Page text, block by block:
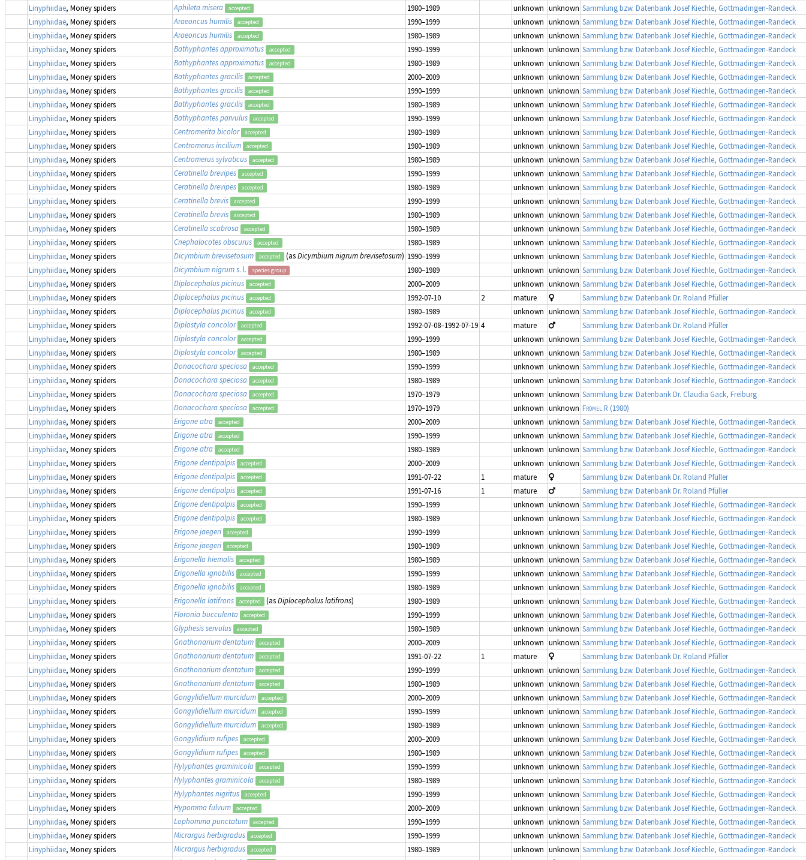
Linyphiidae, Money spiders Aphileta misera accepted 1980–1989 unknown unknown Sammlung bzw. Datenbank Josef Kiechle, Gottmadingen-Randeck
Linyphiidae, Money spiders Araeoncus humilis accepted 1990–1999 unknown unknown Sammlung bzw. Datenbank Josef Kiechle, Gottmadingen-Randeck
Linyphiidae, Money spiders Araeoncus humilis accepted 1980–1989 unknown unknown Sammlung bzw. Datenbank Josef Kiechle, Gottmadingen-Randeck
Linyphiidae, Money spiders Bathyphantes approximatus accepted 1990–1999 unknown unknown Sammlung bzw. Datenbank Josef Kiechle, Gottmadingen-Randeck
Linyphiidae, Money spiders Bathyphantes approximatus accepted 1980–1989 unknown unknown Sammlung bzw. Datenbank Josef Kiechle, Gottmadingen-Randeck
Linyphiidae, Money spiders Bathyphantes gracilis accepted 2000–2009 unknown unknown Sammlung bzw. Datenbank Josef Kiechle, Gottmadingen-Randeck
Linyphiidae, Money spiders Bathyphantes gracilis accepted 1990–1999 unknown unknown Sammlung bzw. Datenbank Josef Kiechle, Gottmadingen-Randeck
Linyphiidae, Money spiders Bathyphantes gracilis accepted 1980–1989 unknown unknown Sammlung bzw. Datenbank Josef Kiechle, Gottmadingen-Randeck
Linyphiidae, Money spiders Bathyphantes parvulus accepted 1990–1999 unknown unknown Sammlung bzw. Datenbank Josef Kiechle, Gottmadingen-Randeck
Linyphiidae, Money spiders Centromerita bicolor accepted 1980–1989 unknown unknown Sammlung bzw. Datenbank Josef Kiechle, Gottmadingen-Randeck
Linyphiidae, Money spiders Centromerus incilium accepted 1980–1989 unknown unknown Sammlung bzw. Datenbank Josef Kiechle, Gottmadingen-Randeck
Linyphiidae, Money spiders Centromerus sylvaticus accepted 1980–1989 unknown unknown Sammlung bzw. Datenbank Josef Kiechle, Gottmadingen-Randeck
Linyphiidae, Money spiders Ceratinella brevipes accepted 1990–1999 unknown unknown Sammlung bzw. Datenbank Josef Kiechle, Gottmadingen-Randeck
Linyphiidae, Money spiders Ceratinella brevipes accepted 1980–1989 unknown unknown Sammlung bzw. Datenbank Josef Kiechle, Gottmadingen-Randeck
Linyphiidae, Money spiders Ceratinella brevis accepted 1990–1999 unknown unknown Sammlung bzw. Datenbank Josef Kiechle, Gottmadingen-Randeck
Linyphiidae, Money spiders Ceratinella brevis accepted 1980–1989 unknown unknown Sammlung bzw. Datenbank Josef Kiechle, Gottmadingen-Randeck
Linyphiidae, Money spiders Ceratinella scabrosa accepted 1980–1989 unknown unknown Sammlung bzw. Datenbank Josef Kiechle, Gottmadingen-Randeck
Linyphiidae, Money spiders Cnephalocotes obscurus accepted 1980–1989 unknown unknown Sammlung bzw. Datenbank Josef Kiechle, Gottmadingen-Randeck
Linyphiidae, Money spiders Dicymbium brevisetosum accepted (asDicymbium nigrum brevisetosum) 1990–1999 unknown unknown Sammlung bzw. Datenbank Josef Kiechle, Gottmadingen-Randeck
Linyphiidae, Money spiders Dicymbium nigrums. l. species group 1980–1989 unknown unknown Sammlung bzw. Datenbank Josef Kiechle, Gottmadingen-Randeck
Linyphiidae, Money spiders Diplocephalus picinus accepted 2000–2009 unknown unknown Sammlung bzw. Datenbank Josef Kiechle, Gottmadingen-Randeck
Linyphiidae, Money spiders Diplocephalus picinus accepted 1992-07-10 2 mature
Sammlung bzw. Datenbank Dr. Roland Pfüller
Linyphiidae, Money spiders Diplocephalus picinus accepted 1980–1989 unknown unknown Sammlung bzw. Datenbank Josef Kiechle, Gottmadingen-Randeck
Linyphiidae, Money spiders Diplostyla concolor accepted 1992-07-08–1992-07-19 4 mature
Sammlung bzw. Datenbank Dr. Roland Pfüller
Linyphiidae, Money spiders Diplostyla concolor accepted 1990–1999 unknown unknown Sammlung bzw. Datenbank Josef Kiechle, Gottmadingen-Randeck
Linyphiidae, Money spiders Diplostyla concolor accepted 1980–1989 unknown unknown Sammlung bzw. Datenbank Josef Kiechle, Gottmadingen-Randeck
Linyphiidae, Money spiders Donacochara speciosa accepted 1990–1999 unknown unknown Sammlung bzw. Datenbank Josef Kiechle, Gottmadingen-Randeck
Linyphiidae, Money spiders Donacochara speciosa accepted 1980–1989 unknown unknown Sammlung bzw. Datenbank Josef Kiechle, Gottmadingen-Randeck
Linyphiidae, Money spiders Donacochara speciosa accepted 1970–1979 unknown unknown Sammlung bzw. Datenbank Dr. Claudia Gack, Freiburg
Linyphiidae, Money spiders Donacochara speciosa accepted 1970–1979 unknown unknown Frömel R (1980)
Linyphiidae, Money spiders Erigone atra accepted 2000–2009 unknown unknown Sammlung bzw. Datenbank Josef Kiechle, Gottmadingen-Randeck
Linyphiidae, Money spiders Erigone atra accepted 1990–1999 unknown unknown Sammlung bzw. Datenbank Josef Kiechle, Gottmadingen-Randeck
Linyphiidae, Money spiders Erigone atra accepted 1980–1989 unknown unknown Sammlung bzw. Datenbank Josef Kiechle, Gottmadingen-Randeck
Linyphiidae, Money spiders Erigone dentipalpis accepted 2000–2009 unknown unknown Sammlung bzw. Datenbank Josef Kiechle, Gottmadingen-Randeck
Linyphiidae, Money spiders Erigone dentipalpis accepted 1991-07-22 1 mature
Sammlung bzw. Datenbank Dr. Roland Pfüller
Linyphiidae, Money spiders Erigone dentipalpis accepted 1991-07-16 1 mature
Sammlung bzw. Datenbank Dr. Roland Pfüller
Linyphiidae, Money spiders Erigone dentipalpis accepted 1990–1999 unknown unknown Sammlung bzw. Datenbank Josef Kiechle, Gottmadingen-Randeck
Linyphiidae, Money spiders Erigone dentipalpis accepted 1980–1989 unknown unknown Sammlung bzw. Datenbank Josef Kiechle, Gottmadingen-Randeck
Linyphiidae, Money spiders Erigone jaegeri accepted 1990–1999 unknown unknown Sammlung bzw. Datenbank Josef Kiechle, Gottmadingen-Randeck
Linyphiidae, Money spiders Erigone jaegeri accepted 1980–1989 unknown unknown Sammlung bzw. Datenbank Josef Kiechle, Gottmadingen-Randeck
Linyphiidae, Money spiders Erigonella hiemalis accepted 1980–1989 unknown unknown Sammlung bzw. Datenbank Josef Kiechle, Gottmadingen-Randeck
Linyphiidae, Money spiders Erigonella ignobilis accepted 1990–1999 unknown unknown Sammlung bzw. Datenbank Josef Kiechle, Gottmadingen-Randeck
Linyphiidae, Money spiders Erigonella ignobilis accepted 1980–1989 unknown unknown Sammlung bzw. Datenbank Josef Kiechle, Gottmadingen-Randeck
Linyphiidae, Money spiders Erigonella latifrons accepted (asDiplocephalus latifrons) 1980–1989 unknown unknown Sammlung bzw. Datenbank Josef Kiechle, Gottmadingen-Randeck
Linyphiidae, Money spiders Floronia bucculenta accepted 1990–1999 unknown unknown Sammlung bzw. Datenbank Josef Kiechle, Gottmadingen-Randeck
Linyphiidae, Money spiders Glyphesis servulus accepted 1980–1989 unknown unknown Sammlung bzw. Datenbank Josef Kiechle, Gottmadingen-Randeck
Linyphiidae, Money spiders Gnathonarium dentatum accepted 2000–2009 unknown unknown Sammlung bzw. Datenbank Josef Kiechle, Gottmadingen-Randeck
Linyphiidae, Money spiders Gnathonarium dentatum accepted 1991-07-22 1 mature
Sammlung bzw. Datenbank Dr. Roland Pfüller
Linyphiidae, Money spiders Gnathonarium dentatum accepted 1990–1999 unknown unknown Sammlung bzw. Datenbank Josef Kiechle, Gottmadingen-Randeck
Linyphiidae, Money spiders Gnathonarium dentatum accepted 1980–1989 unknown unknown Sammlung bzw. Datenbank Josef Kiechle, Gottmadingen-Randeck
Linyphiidae, Money spiders Gongylidiellum murcidum accepted 2000–2009 unknown unknown Sammlung bzw. Datenbank Josef Kiechle, Gottmadingen-Randeck
Linyphiidae, Money spiders Gongylidiellum murcidum accepted 1990–1999 unknown unknown Sammlung bzw. Datenbank Josef Kiechle, Gottmadingen-Randeck
Linyphiidae, Money spiders Gongylidiellum murcidum accepted 1980–1989 unknown unknown Sammlung bzw. Datenbank Josef Kiechle, Gottmadingen-Randeck
Linyphiidae, Money spiders Gongylidium rufipes accepted 2000–2009 unknown unknown Sammlung bzw. Datenbank Josef Kiechle, Gottmadingen-Randeck
Linyphiidae, Money spiders Gongylidium rufipes accepted 1980–1989 unknown unknown Sammlung bzw. Datenbank Josef Kiechle, Gottmadingen-Randeck
Linyphiidae, Money spiders Hylyphantes graminicola accepted 1990–1999 unknown unknown Sammlung bzw. Datenbank Josef Kiechle, Gottmadingen-Randeck
Linyphiidae, Money spiders Hylyphantes graminicola accepted 1980–1989 unknown unknown Sammlung bzw. Datenbank Josef Kiechle, Gottmadingen-Randeck
Linyphiidae, Money spiders Hylyphantes nigritus accepted 1990–1999 unknown unknown Sammlung bzw. Datenbank Josef Kiechle, Gottmadingen-Randeck
Linyphiidae, Money spiders Hypomma fulvum accepted 2000–2009 unknown unknown Sammlung bzw. Datenbank Josef Kiechle, Gottmadingen-Randeck
Linyphiidae, Money spiders Lophomma punctatum accepted 1990–1999 unknown unknown Sammlung bzw. Datenbank Josef Kiechle, Gottmadingen-Randeck
Linyphiidae, Money spiders Micrargus herbigradus accepted 1990–1999 unknown unknown Sammlung bzw. Datenbank Josef Kiechle, Gottmadingen-Randeck
Linyphiidae, Money spiders Micrargus herbigradus accepted 1980–1989 unknown unknown Sammlung bzw. Datenbank Josef Kiechle, Gottmadingen-Randeck